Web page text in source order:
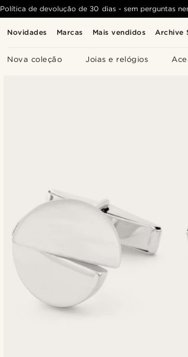
Novidades Marcas Mais vendidos Archive
Nova coleção Joias e relógios
Política de devolução de 30 dias - sem perguntas